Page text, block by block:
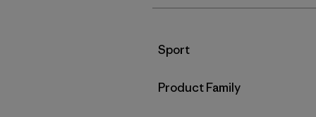
Filtrar por
Sport
Filtrar por
Product Family